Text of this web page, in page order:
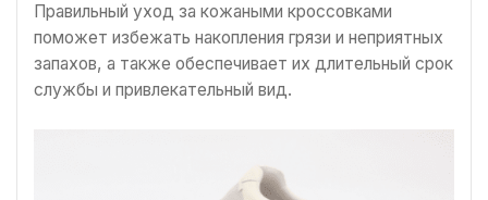
Правильный уход за кожаными кроссовками
поможет избежать накопления грязи и неприятных
запахов, а также обеспечивает их длительный срок
службы и привлекательный вид.